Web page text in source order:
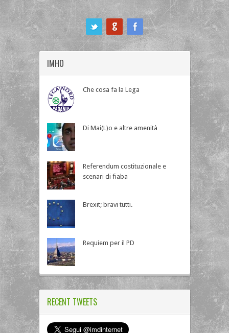
IMHO
Che cosa fa la Lega
Di Mai(L)o e altre amenità
Referendum costituzionale e
scenari di fiaba
Brexit; bravi tutti.
Requiem per il PD
RECENT TWEETS